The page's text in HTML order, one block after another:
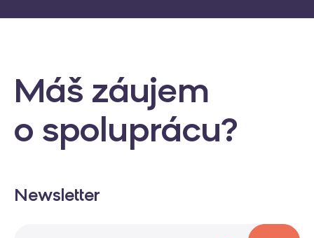
Máš záujem
o spoluprácu?
Newsletter